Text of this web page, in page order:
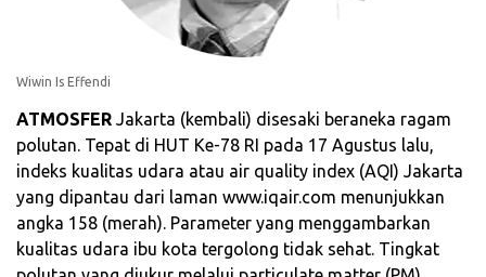
Wiwin Is Effendi
ATMOSFER Jakarta (kembali) disesaki beraneka ragam
polutan. Tepat di HUT Ke-78 RI pada 17 Agustus lalu,
indeks kualitas udara atau air quality index (AQI) Jakarta
yang dipantau dari laman www.iqair.com menunjukkan
angka 158 (merah). Parameter yang menggambarkan
kualitas udara ibu kota tergolong tidak sehat. Tingkat